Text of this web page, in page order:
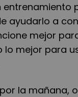
ayudarlo a
mejor
lo mejor para
la mañana,